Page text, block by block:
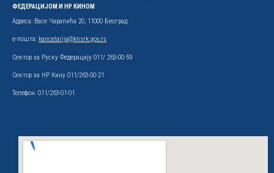
ФЕДЕРАЦИЈОМ И НР КИНОМ
Адреса: Васе Чарапића 20, 11000 Београд
е-пошта: kancelarija@knsrk.gov.rs
Сектор за Руску Федерацију 011/ 263-00-59
Сектор за НР Кину 011/263-00-21
Телефон: 011/263-01-01